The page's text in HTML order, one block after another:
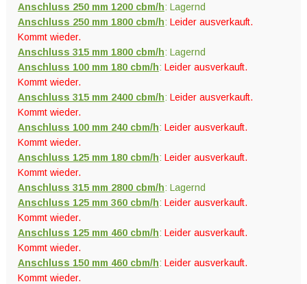
Anschluss 250 mm 1200 cbm/h: Lagernd
Anschluss 250 mm 1800 cbm/h: Leider ausverkauft.
Kommt wieder.
Anschluss 315 mm 1800 cbm/h: Lagernd
Anschluss 100 mm 180 cbm/h: Leider ausverkauft.
Kommt wieder.
Anschluss 315 mm 2400 cbm/h: Leider ausverkauft.
Kommt wieder.
Anschluss 100 mm 240 cbm/h: Leider ausverkauft.
Kommt wieder.
Anschluss 125 mm 180 cbm/h: Leider ausverkauft.
Kommt wieder.
Anschluss 315 mm 2800 cbm/h: Lagernd
Anschluss 125 mm 360 cbm/h: Leider ausverkauft.
Kommt wieder.
Anschluss 125 mm 460 cbm/h: Leider ausverkauft.
Kommt wieder.
Anschluss 150 mm 460 cbm/h: Leider ausverkauft.
Kommt wieder.